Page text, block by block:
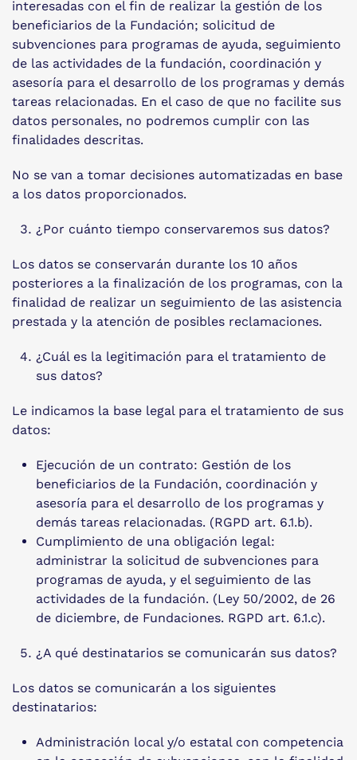
interesadas con el fin de realizar la gestión de los
beneficiarios de la Fundación; solicitud de
subvenciones para programas de ayuda, seguimiento
de las actividades de la fundación, coordinación y
asesoría para el desarrollo de los programas y demás
tareas relacionadas. En el caso de que no facilite sus
datos personales, no podremos cumplir con las
finalidades descritas.
No se van a tomar decisiones automatizadas en base
a los datos proporcionados.
¿Por cuánto tiempo conservaremos sus datos?
Los datos se conservarán durante los 10 años
posteriores a la finalización de los programas, con la
finalidad de realizar un seguimiento de las asistencia
prestada y la atención de posibles reclamaciones.
¿Cuál es la legitimación para el tratamiento de
sus datos?
Le indicamos la base legal para el tratamiento de sus
datos:
Ejecución de un contrato: Gestión de los
beneficiarios de la Fundación, coordinación y
asesoría para el desarrollo de los programas y
demás tareas relacionadas. (RGPD art. 6.1.b).
Cumplimiento de una obligación legal:
administrar la solicitud de subvenciones para
programas de ayuda, y el seguimiento de las
actividades de la fundación. (Ley 50/2002, de 26
de diciembre, de Fundaciones. RGPD art. 6.1.c).
¿A qué destinatarios se comunicarán sus datos?
Los datos se comunicarán a los siguientes
destinatarios:
Administración local y/o estatal con competencia